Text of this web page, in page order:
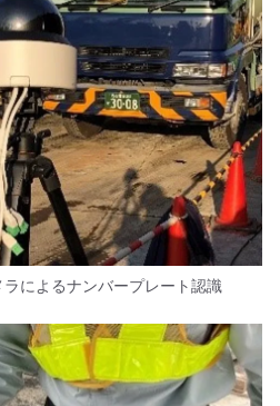
によるナンバープレート認識